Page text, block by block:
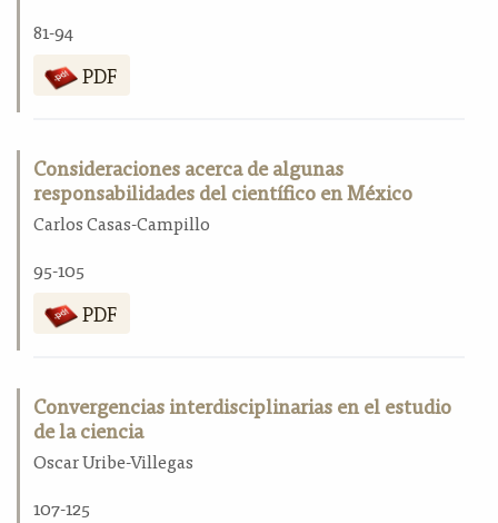
81-94
PDF
Consideraciones acerca de algunas
responsabilidades del científico en México
Carlos Casas-Campillo
95-105
PDF
Convergencias interdisciplinarias en el estudio
de la ciencia
Oscar Uribe-Villegas
107-125